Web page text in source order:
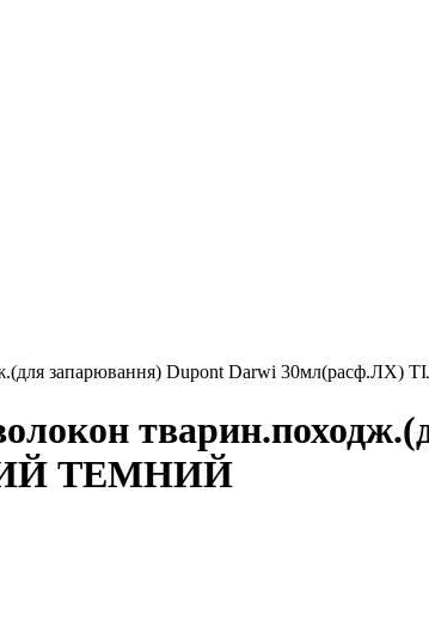
запарювання) Dupont Darwi
ТЕМНИЙ